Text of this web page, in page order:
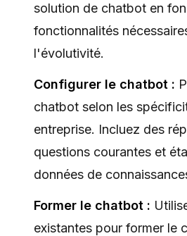
solution de chatbot en
fonctionnalités
l'évolutivité.
Configurer le chatbot :
chatbot selon les
entreprise. Incluez des
questions courantes et
données de
Former le chatbot :
existantes pour former le